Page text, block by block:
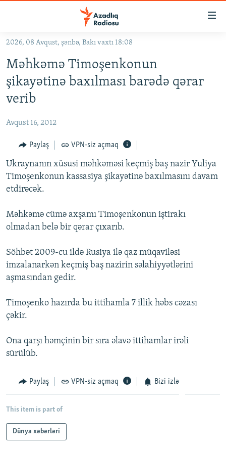
Əsas
qayıt
Əsas
naviqasiyaya
qayıt
KORRUPSIOMETR
FƏRQƏ BAX
QANUNI DOĞRU
ARAŞDIRMA
MULTIMEDIA
FOTOQALEREYA
KARIKATURA
OXU ZALI
İSLAM VƏ DEMOKRATIYA
İZ - MƏDƏNIYYƏT PROQRAMI
HAQQIMIZDA
PEŞƏ ETIKASI VƏ JURNALISTIKA STANDARTLARIMIZ
MATERIALLARIMIZDAN ISTIFADƏ
BIZIMLƏ ƏLAQƏ
2026, 08 Avqust, şənbə, Bakı vaxtı 18:08
Məhkəmə Timoşenkonun
şikayətinə baxılması barədə qərar
verib
Avqust 16, 2012
Paylaş VPN-siz açmaq
Ukraynanın xüsusi məhkəməsi keçmiş baş nazir Yuliya
Timoşenkonun kassasiya şikayətinə baxılmasını davam
etdirəcək.
Məhkəmə cümə axşamı Timoşenkonun iştirakı
olmadan belə bir qərar çıxarıb.
Söhbət 2009-cu ildə Rusiya ilə qaz müqaviləsi
imzalanarkən keçmiş baş nazirin səlahiyyətlərini
aşmasından gedir.
Timoşenko hazırda bu ittihamla 7 illik həbs cəzası
çəkir.
Ona qarşı həmçinin bir sıra əlavə ittihamlar irəli
sürülüb.
Paylaş VPN-siz açmaq Bizi izlə
This item is part of
Dünya xəbərləri